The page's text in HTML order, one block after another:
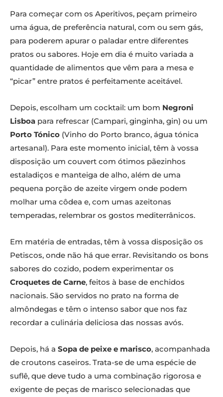
Para começar com os Aperitivos, peçam primeiro
uma água, de preferência natural, com ou sem gás,
para poderem apurar o paladar entre diferentes
pratos ou sabores. Hoje em dia é muito variada a
quantidade de alimentos que vêm para a mesa e
“picar” entre pratos é perfeitamente aceitável.
Depois, escolham um cocktail: um bom Negroni
Lisboa para refrescar (Campari, ginginha, gin) ou um
Porto Tónico (Vinho do Porto branco, água tónica
artesanal). Para este momento inicial, têm à vossa
disposição um couvert com ótimos pãezinhos
estaladiços e manteiga de alho, além de uma
pequena porção de azeite virgem onde podem
molhar uma côdea e, com umas azeitonas
temperadas, relembrar os gostos mediterrânicos.
Em matéria de entradas, têm à vossa disposição os
Petiscos, onde não há que errar. Revisitando os bons
sabores do cozido, podem experimentar os
Croquetes de Carne, feitos à base de enchidos
nacionais. São servidos no prato na forma de
almôndegas e têm o intenso sabor que nos faz
recordar a culinária deliciosa das nossas avós.
Depois, há a Sopa de peixe e marisco, acompanhada
de croutons caseiros. Trata-se de uma espécie de
suflê, que deve tudo a uma combinação rigorosa e
exigente de peças de marisco selecionadas que